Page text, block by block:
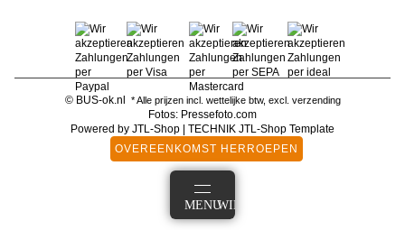
© BUS-ok.nl * Alle prijzen incl. wettelijke btw, excl. verzending
Fotos: Pressefoto.com
Powered by JTL-Shop
TECHNIK JTL-Shop Template
OVEREENKOMST HERROEPEN
MENUWINKELMANDJE